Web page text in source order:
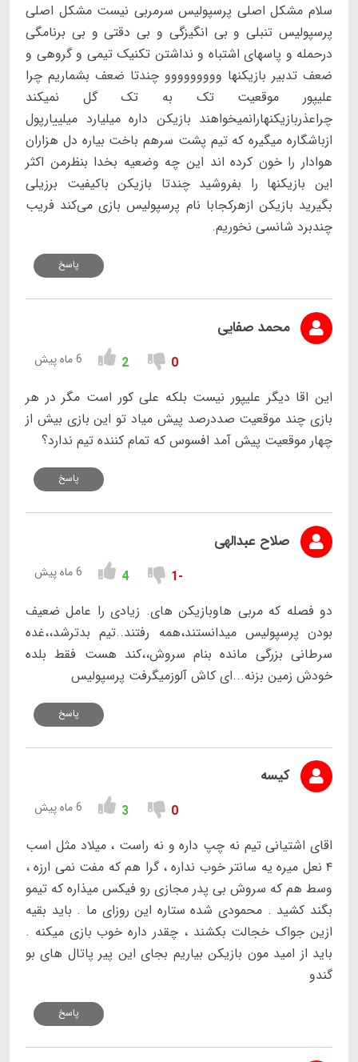
سلام مشکل اصلی پرسپولیس سرمربی نیست مشکل اصلی
پرسپولیس تنبلی و بی انگیزگی و بی دقتی و بی برنامگی
درحمله و پاسهای اشتباه و نداشتن تکنیک تیمی و گروهی و
ضعف تدبیر بازیکنها ووووووووو چندتا ضعف بشماریم چرا
علیپور موقعیت تک به تک گل نمیکند
چراعذربازیکنهارانمیخواهند بازیکن داره میلیارد میلییارپول
ازباشگاره میگیره که تیم پشت سرهم باخت بیاره دل هزاران
هوادار را خون کرده اند این چه وضعیه بخدا بنظرمن اکثر
این بازیکنها را بفروشید چندتا بازیکن باکیفیت برزیلی
بگیرید بازیکن ازهرکجابا نام پرسپولیس بازی می‌کند فریب
چندبرد شانسی نخوریم.
پاسخ
محمد صفایی
0
2 6 ماه پیش
این اقا دیگر علیپور نیست بلکه علی کور است مگر در هر
بازی چند موقعیت صددرصد پیش میاد تو این بازی بیش از
چهار موقعیت پیش آمد افسوس که تمام کننده تیم ندارد؟
پاسخ
صلاح عبدالهی
-1
4 6 ماه پیش
دو فصله که مربی هاوبازیکن های. زیادی را عامل ضعیف
بودن پرسپولیس میدانستند،همه رفتند..تیم بدترشد،،غده
سرطانی بزرگی مانده بنام سروش،،کند هست فقط بلده
خودش زمین بزنه...ای کاش آلوزمیگرفت پرسپولیس
پاسخ
کیسه
0
3 6 ماه پیش
اقای اشتیانی تیم نه چپ داره و نه راست ، میلاد مثل اسب
۴ نعل میره یه سانتر خوب نداره ، گرا هم که مفت نمی ارزه ،
وسط هم که سروش بی پدر مجازی رو فیکس میذاره که تیمو
بگند کشید . محمودی شده ستاره این روزای ما . باید بقیه
ازین جواک خجالت بکشند ، چقدر داره خوب بازی میکنه .
باید از امید مون بازیکن بیاریم بجای این پیر پاتال های بو
گندو
پاسخ